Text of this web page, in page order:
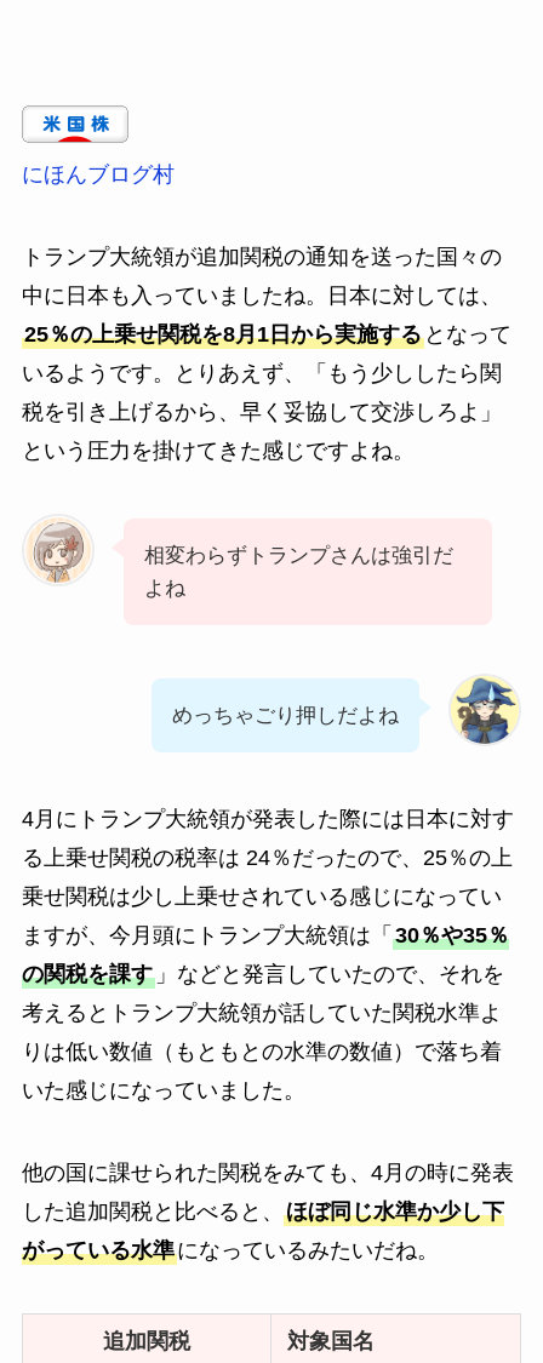
にほんブログ村
トランプ大統領が追加関税の通知を送った国々の
中に日本も入っていましたね。日本に対しては、
25％の上乗せ関税を8月1日から実施するとなって
いるようです。とりあえず、「もう少ししたら関
税を引き上げるから、早く妥協して交渉しろよ」
という圧力を掛けてきた感じですよね。
相変わらずトランプさんは強引だ
よね
めっちゃごり押しだよね
4月にトランプ大統領が発表した際には日本に対す
る上乗せ関税の税率は 24％だったので、25％の上
乗せ関税は少し上乗せされている感じになってい
ますが、今月頭にトランプ大統領は「 30％や35％
の関税を課す」などと発言していたので、それを
考えるとトランプ大統領が話していた関税水準よ
りは低い数値（もともとの水準の数値）で落ち着
いた感じになっていました。
他の国に課せられた関税をみても、4月の時に発表
した追加関税と比べると、 ほぼ同じ水準か少し下
がっている水準になっているみたいだね。
追加関税 対象国名